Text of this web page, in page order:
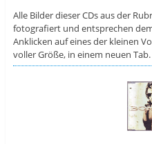
Alle Bilder dieser CDs aus der
fotografiert und entsprechen
Anklicken auf eines der kleinen
voller Größe, in einem neuen Tab.